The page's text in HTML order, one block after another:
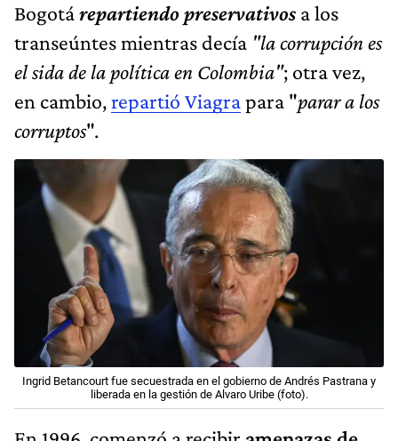
Bogotárepartiendo preservativos a los
transeúntes mientras decía "la corrupción es
el sida de la política en Colombia"; otra vez,
en cambio,repartió Viagrapara "parar a los
corruptos".
Ingrid Betancourt fue secuestrada en el gobierno de Andrés Pastrana y
liberada en la gestión de Alvaro Uribe (foto).